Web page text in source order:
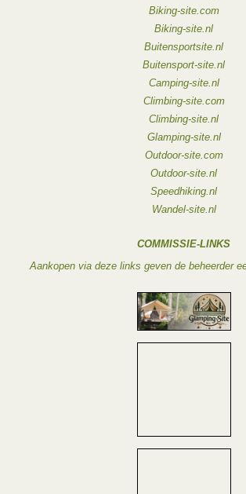
Biking-site.com
Biking-site.nl
Buitensportsite.nl
Buitensport-site.nl
Camping-site.nl
Climbing-site.com
Climbing-site.nl
Glamping-site.nl
Outdoor-site.com
Outdoor-site.nl
Speedhiking.nl
Wandel-site.nl
COMMISSIE-LINKS
Aankopen via deze links geven de beheerder